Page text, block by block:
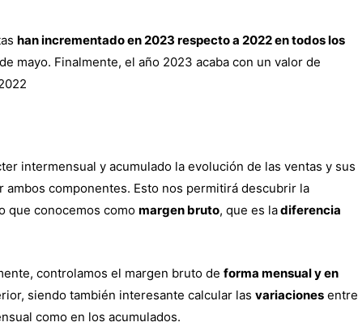
han incrementado en 2023 respecto a 2022 en todos los
mayo. Finalmente, el año 2023 acaba con un valor de
intermensual y acumulado la evolución de las ventas y sus
componentes. Esto nos permitirá descubrir la
que conocemos como margen bruto, que es ladiferencia
controlamos el margen bruto de forma mensual y en
siendo también interesante calcular las variaciones entre
como en los acumulados.